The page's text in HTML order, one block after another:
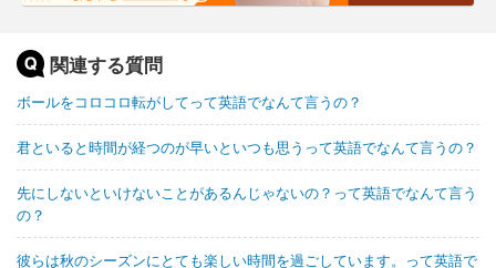
関連する質問
ボールをコロコロ転がしてって英語でなんて言うの？
君といると時間が経つのが早いといつも思うって英語でなんて言うの？
先にしないといけないことがあるんじゃないの？って英語でなんて言う
の？
彼らは秋のシーズンにとても楽しい時間を過ごしています。って英語で